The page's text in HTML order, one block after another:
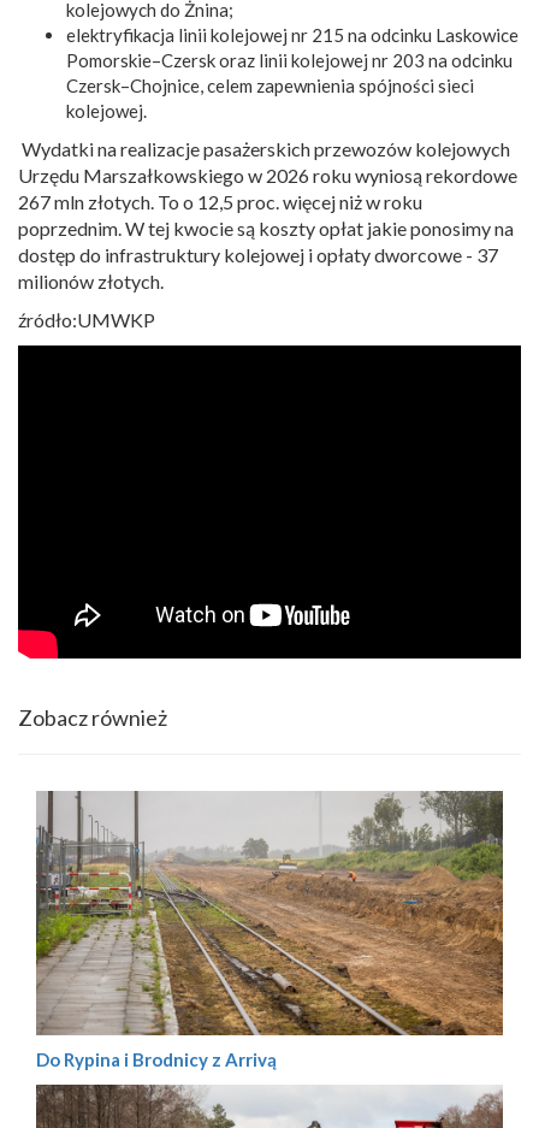
kolejowych do Żnina;
elektryfikacja linii kolejowej nr 215 na odcinku Laskowice
Pomorskie–Czersk oraz linii kolejowej nr 203 na odcinku
Czersk–Chojnice, celem zapewnienia spójności sieci
kolejowej.
Wydatki na realizacje pasażerskich przewozów kolejowych
Urzędu Marszałkowskiego w 2026 roku wyniosą rekordowe
267 mln złotych. To o 12,5 proc. więcej niż w roku
poprzednim. W tej kwocie są koszty opłat jakie ponosimy na
dostęp do infrastruktury kolejowej i opłaty dworcowe - 37
milionów złotych.
źródło:UMWKP
Zobacz również
Do Rypina i Brodnicy z Arrivą